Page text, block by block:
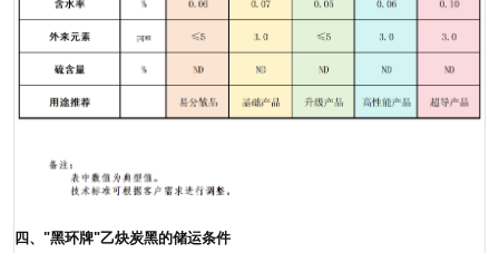
四、"黑环牌"乙炔炭黑的储运条件